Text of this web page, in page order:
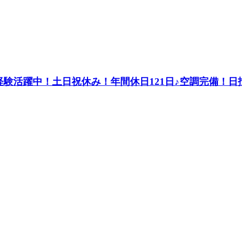
活躍中！土日祝休み！年間休日121日♪空調完備！